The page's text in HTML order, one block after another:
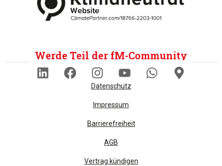
Werde Teil der fM-Community
Datenschutz
Impressum
Barrierefreiheit
AGB
Vertrag kündigen